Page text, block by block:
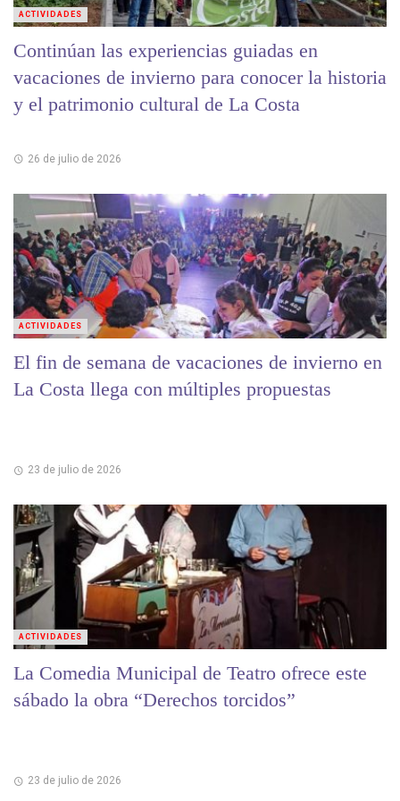
Continúan las experiencias guiadas en
vacaciones de invierno para conocer la historia
y el patrimonio cultural de La Costa
26 de julio de 2026
ACTIVIDADES
El fin de semana de vacaciones de invierno en
La Costa llega con múltiples propuestas
23 de julio de 2026
ACTIVIDADES
La Comedia Municipal de Teatro ofrece este
sábado la obra “Derechos torcidos”
23 de julio de 2026
ACTIVIDADES